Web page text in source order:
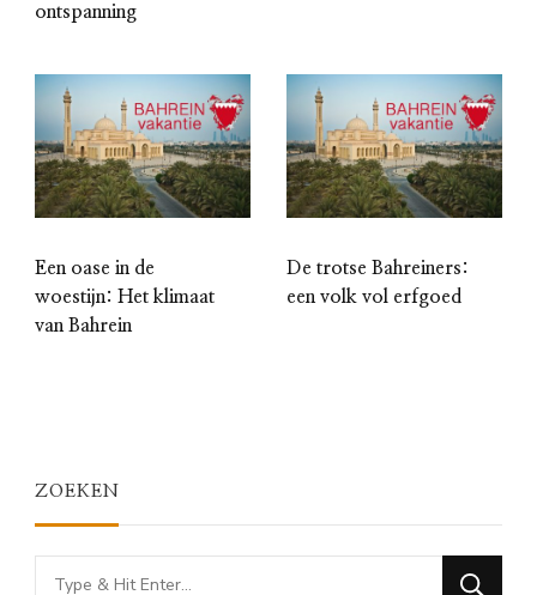
ontspanning
Een oase in de
woestijn: Het klimaat
van Bahrein
De trotse Bahreiners:
een volk vol erfgoed
ZOEKEN
Looking